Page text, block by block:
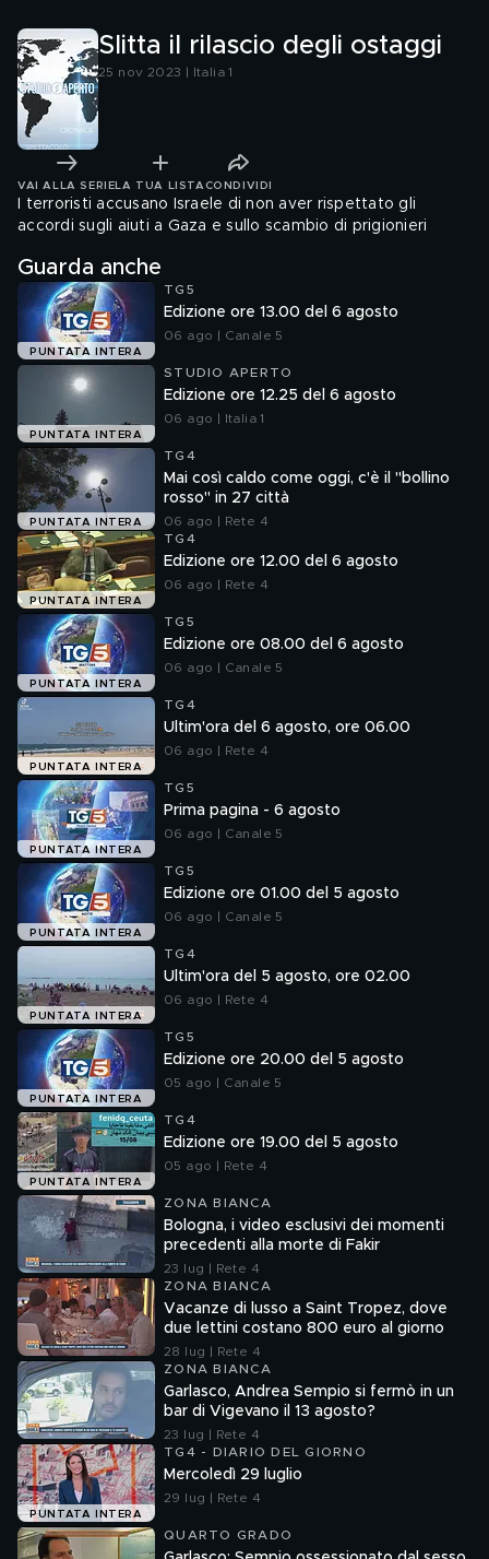
Slitta il rilascio degli ostaggi
25 nov 2023 | Italia 1
VAI ALLA SERIE LA TUA LISTA CONDIVIDI
I terroristi accusano Israele di non aver rispettato gli
accordi sugli aiuti a Gaza e sullo scambio di prigionieri
Guarda anche
PUNTATA INTERA
TG5
Edizione ore 13.00 del 6 agosto
06 ago | Canale 5
PUNTATA INTERA
STUDIO APERTO
Edizione ore 12.25 del 6 agosto
06 ago | Italia 1
PUNTATA INTERA
TG4
Mai così caldo come oggi, c'è il "bollino
rosso" in 27 città
06 ago | Rete 4
PUNTATA INTERA
TG4
Edizione ore 12.00 del 6 agosto
06 ago | Rete 4
PUNTATA INTERA
TG5
Edizione ore 08.00 del 6 agosto
06 ago | Canale 5
PUNTATA INTERA
TG4
Ultim'ora del 6 agosto, ore 06.00
06 ago | Rete 4
PUNTATA INTERA
TG5
Prima pagina - 6 agosto
06 ago | Canale 5
PUNTATA INTERA
TG5
Edizione ore 01.00 del 5 agosto
06 ago | Canale 5
PUNTATA INTERA
TG4
Ultim'ora del 5 agosto, ore 02.00
06 ago | Rete 4
PUNTATA INTERA
TG5
Edizione ore 20.00 del 5 agosto
05 ago | Canale 5
PUNTATA INTERA
TG4
Edizione ore 19.00 del 5 agosto
05 ago | Rete 4
ZONA BIANCA
Bologna, i video esclusivi dei momenti
precedenti alla morte di Fakir
23 lug | Rete 4
ZONA BIANCA
Vacanze di lusso a Saint Tropez, dove
due lettini costano 800 euro al giorno
28 lug | Rete 4
ZONA BIANCA
Garlasco, Andrea Sempio si fermò in un
bar di Vigevano il 13 agosto?
23 lug | Rete 4
PUNTATA INTERA
TG4 - DIARIO DEL GIORNO
Mercoledì 29 luglio
29 lug | Rete 4
QUARTO GRADO